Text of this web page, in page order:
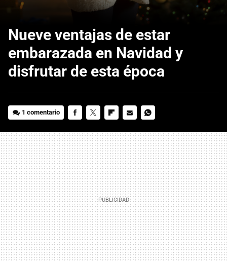
Nueve ventajas de estar
embarazada en Navidad y
disfrutar de esta época
1 comentario
MAIL